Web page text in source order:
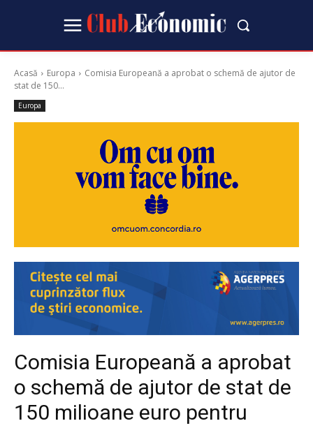
Acasă Europa
Comisia Europeană a aprobat o schemă de ajutor de
stat de 150...
Europa
Comisia Europeană a aprobat
o schemă de ajutor de stat de
150 milioane euro pentru